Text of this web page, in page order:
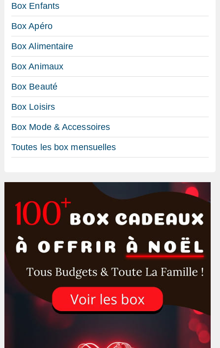
Box Enfants
Box Apéro
Box Alimentaire
Box Animaux
Box Beauté
Box Loisirs
Box Mode & Accessoires
Toutes les box mensuelles